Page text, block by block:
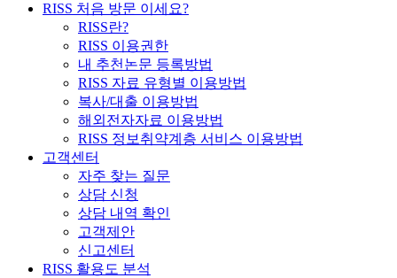
RISS 처음 방문 이세요?
RISS란?
RISS 이용권한
내 추천논문 등록방법
RISS 자료 유형별 이용방법
복사/대출 이용방법
해외전자자료 이용방법
RISS 정보취약계층 서비스 이용방법
고객센터
자주 찾는 질문
상담 신청
상담 내역 확인
고객제안
신고센터
RISS 활용도 분석